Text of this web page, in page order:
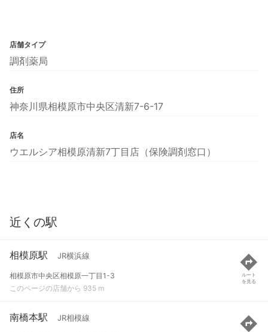
店舗タイプ
調剤薬局
住所
神奈川県相模原市中央区清新7-6-17
店名
ウエルシア相模原清新7丁目店（保険調剤窓口）
近くの駅
相模原駅 JR横浜線
相模原市中央区相模原一丁目1-3
このページの店舗から 935 m
ルート
を見る
南橋本駅 JR相模線